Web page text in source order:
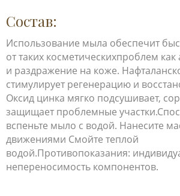
Состав:
Использование мыла обеспечит
от таких косметическихпроблем
и раздражение на коже.
стимулирует регенерацию и
Оксид цинка мягко подсушивает,
защищает проблемные
вспеньте мыло с водой. Нанесите
движениями Смойте теплой
водой.Противопоказания:
непереносимость компонентов.